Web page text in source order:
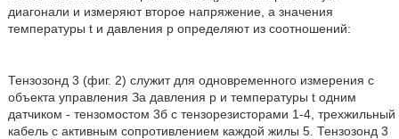
диагонали и измеряют второе напряжение, а значения
температуры t и давления р определяют из соотношений:
Тензозонд 3 (фиг. 2) служит для одновременного измерения с
объекта управления За давления р и температуры t одним
датчиком - тензомостом 3б с тензорезисторами 1-4, трехжильный
кабель с активным сопротивлением каждой жилы 5. Тензозонд 3